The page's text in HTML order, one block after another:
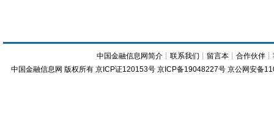
中国金融信息网简介 ┊联系我们 ┊ 留言本 ┊合作伙伴 ┊
中国金融信息网 版权所有 京ICP证120153号 京ICP备19048227号 京公网安备